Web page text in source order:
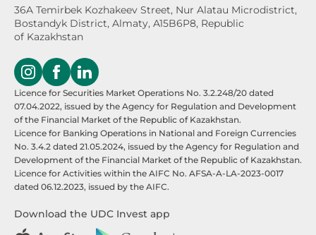
36A Temirbek Kozhakeev Street, Nur Alatau Microdistrict,
Bostandyk District, Almaty, A15B6P8, Republic
of Kazakhstan
Licence for Securities Market Operations No. 3.2.248/20 dated
07.04.2022, issued by the Agency for Regulation and Development
of the Financial Market of the Republic of Kazakhstan.
Licence for Banking Operations in National and Foreign Currencies
No. 3.4.2 dated 21.05.2024, issued by the Agency for Regulation and
Development of the Financial Market of the Republic of Kazakhstan.
Licence for Activities within the AIFC No. AFSA-A-LA-2023-0017
dated 06.12.2023, issued by the AIFC.
Download the UDC Invest app